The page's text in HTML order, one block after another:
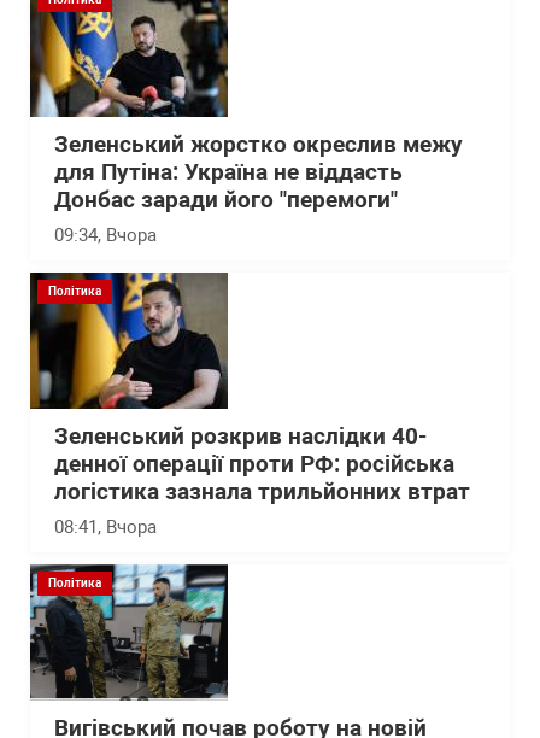
Зеленський жорстко окреслив межу
для Путіна: Україна не віддасть
Донбас заради його "перемоги"
09:34, Вчора
Політика
Зеленський розкрив наслідки 40-
денної операції проти РФ: російська
логістика зазнала трильйонних втрат
08:41, Вчора
Політика
Вигівський почав роботу на новій